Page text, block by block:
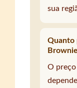
sua
Quanto
O